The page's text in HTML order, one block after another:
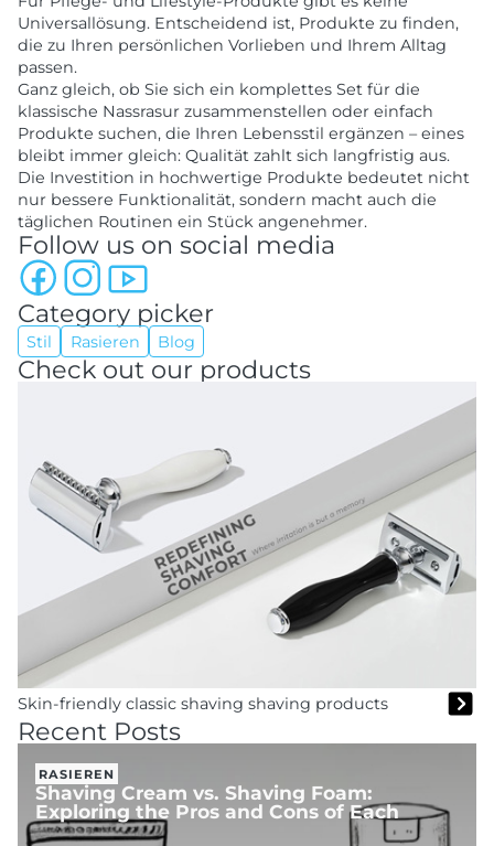
Universallösung. Entscheidend ist, Produkte zu finden,
die zu Ihren persönlichen Vorlieben und Ihrem Alltag
passen.
Ganz gleich, ob Sie sich ein komplettes Set für die
klassische Nassrasur zusammenstellen oder einfach
Produkte suchen, die Ihren Lebensstil ergänzen – eines
bleibt immer gleich: Qualität zahlt sich langfristig aus.
Die Investition in hochwertige Produkte bedeutet nicht
nur bessere Funktionalität, sondern macht auch die
täglichen Routinen ein Stück angenehmer.
Follow us on social media
Category picker
Stil Rasieren Blog
Check out our products
Skin-friendly classic shaving shaving products
Recent Posts
RASIEREN
Shaving Cream vs. Shaving Foam:
Exploring the Pros and Cons of Each